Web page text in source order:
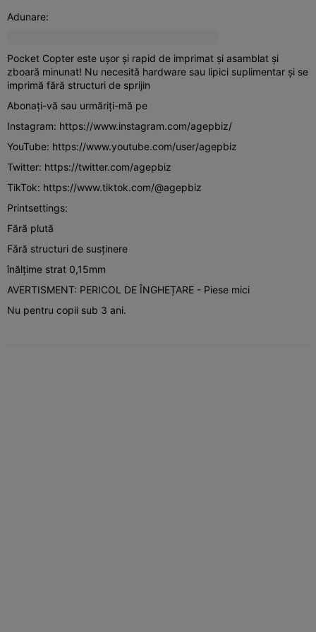
Adunare:
Pocket Copter este ușor și rapid de imprimat și asamblat și
zboară minunat! Nu necesită hardware sau lipici suplimentar și se
imprimă fără structuri de sprijin
Abonați-vă sau urmăriți-mă pe
Instagram: https://www.instagram.com/agepbiz/
YouTube: https://www.youtube.com/user/agepbiz
Twitter: https://twitter.com/agepbiz
TikTok: https://www.tiktok.com/@agepbiz
Printsettings:
Fără plută
Fără structuri de susținere
înălțime strat 0,15mm
AVERTISMENT: PERICOL DE ÎNGHEȚARE - Piese mici
Nu pentru copii sub 3 ani.